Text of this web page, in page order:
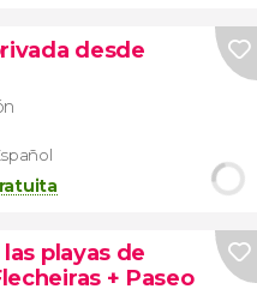
desde
playas de
+ Paseo